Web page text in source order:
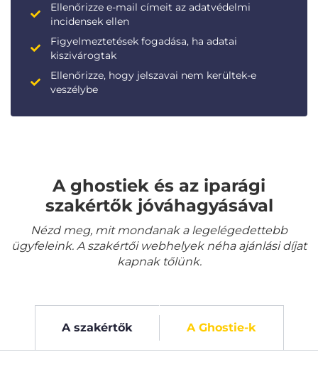
Ellenőrizze e-mail címeit az adatvédelmi
incidensek ellen
Figyelmeztetések fogadása, ha adatai
kiszivárogtak
Ellenőrizze, hogy jelszavai nem kerültek-e
veszélybe
A ghostiek és az iparági
szakértők jóváhagyásával
Nézd meg, mit mondanak a legelégedettebb
ügyfeleink. A szakértői webhelyek néha ajánlási díjat
kapnak tőlünk.
A szakértők A Ghostie-k